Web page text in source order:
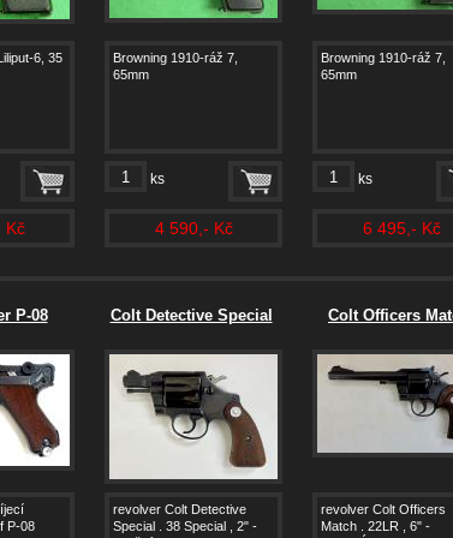
6, 35
Kč
Browning 1910-ráž 7,
65mm
ks
4 590,- Kč
Browning 1910-ráž 7,
65mm
ks
6 495,- Kč
P-08
P-08
Colt Detective Special
revolver Colt Detective
Special . 38 Special , 2" -
Colt Officers
revolver Colt Officers
Match . 22LR , 6" -